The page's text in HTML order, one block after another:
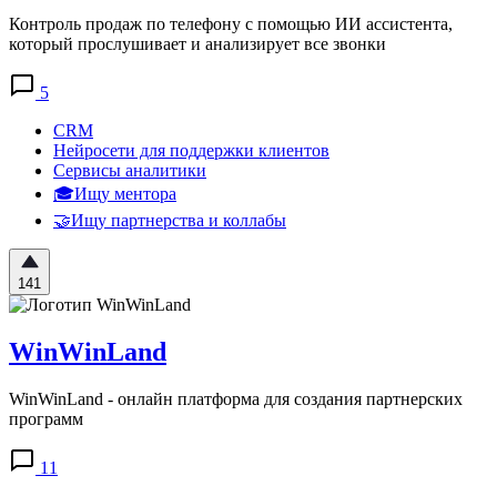
Контроль продаж по телефону с помощью ИИ ассист ента,
который прослушивает и анализирует все звонки
5
CRM
Нейросети для поддержки клиентов
Сервисы аналитики
🎓Ищу ментора
🤝Ищу партнерства и коллабы
141
WinWinLand
WinWinLand - онлайн платформа для создания партнерских
программ
11